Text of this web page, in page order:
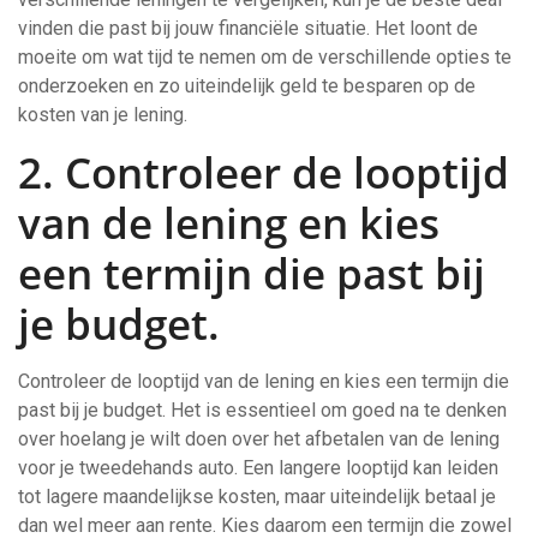
vinden die past bij jouw financiële situatie. Het loont de
moeite om wat tijd te nemen om de verschillende opties te
onderzoeken en zo uiteindelijk geld te besparen op de
kosten van je lening.
2. Controleer de looptijd
van de lening en kies
een termijn die past bij
je budget.
Controleer de looptijd van de lening en kies een termijn die
past bij je budget. Het is essentieel om goed na te denken
over hoelang je wilt doen over het afbetalen van de lening
voor je tweedehands auto. Een langere looptijd kan leiden
tot lagere maandelijkse kosten, maar uiteindelijk betaal je
dan wel meer aan rente. Kies daarom een termijn die zowel